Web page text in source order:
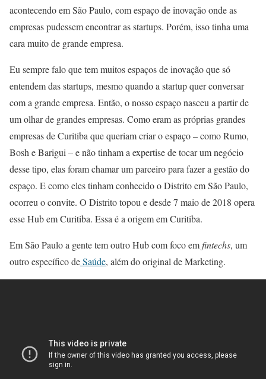
acontecendo em São Paulo, com espaço de inovação onde as
empresas pudessem encontrar as startups. Porém, isso tinha uma
cara muito de grande empresa.
Eu sempre falo que tem muitos espaços de inovação que só
entendem das startups, mesmo quando a startup quer conversar
com a grande empresa. Então, o nosso espaço nasceu a partir de
um olhar de grandes empresas. Como eram as próprias grandes
empresas de Curitiba que queriam criar o espaço – como Rumo,
Bosh e Barigui – e não tinham a expertise de tocar um negócio
desse tipo, elas foram chamar um parceiro para fazer a gestão do
espaço. E como eles tinham conhecido o Distrito em São Paulo,
ocorreu o convite. O Distrito topou e desde 7 maio de 2018 opera
esse Hub em Curitiba. Essa é a origem em Curitiba.
Em São Paulo a gente tem outro Hub com foco emfintechs, um
outro específico deSaúde, além do original de Marketing.